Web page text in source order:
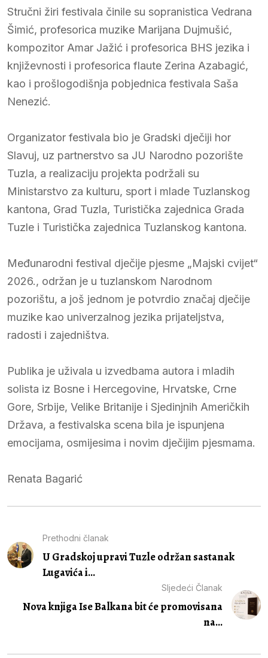
Stručni žiri festivala činile su sopranistica Vedrana
Šimić, profesorica muzike Marijana Dujmušić,
kompozitor Amar Jažić i profesorica BHS jezika i
književnosti i profesorica flaute Zerina Azabagić,
kao i prošlogodišnja pobjednica festivala Saša
Nenezić.
Organizator festivala bio je Gradski dječiji hor
Slavuj, uz partnerstvo sa JU Narodno pozorište
Tuzla, a realizaciju projekta podržali su
Ministarstvo za kulturu, sport i mlade Tuzlanskog
kantona, Grad Tuzla, Turistička zajednica Grada
Tuzle i Turistička zajednica Tuzlanskog kantona.
Međunarodni festival dječije pjesme „Majski cvijet“
2026., održan je u tuzlanskom Narodnom
pozorištu, a još jednom je potvrdio značaj dječije
muzike kao univerzalnog jezika prijateljstva,
radosti i zajedništva.
Publika je uživala u izvedbama autora i mladih
solista iz Bosne i Hercegovine, Hrvatske, Crne
Gore, Srbije, Velike Britanije i Sjedinjnih Američkih
Država, a festivalska scena bila je ispunjena
emocijama, osmijesima i novim dječijim pjesmama.
Renata Bagarić
Prethodni članak
U Gradskoj upravi Tuzle održan sastanak
Lugavića i...
Sljedeći Članak
Nova knjiga Ise Balkana bit će promovisana
na...